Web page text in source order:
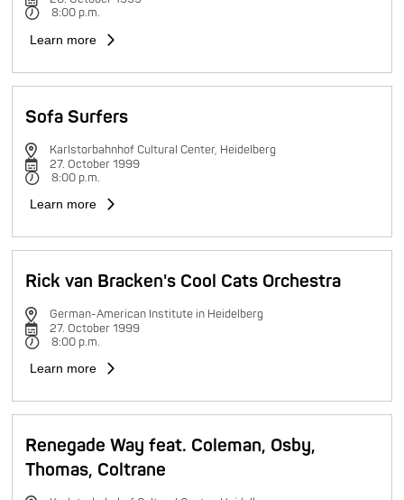
8:00 p.m.
Learn more
Sofa Surfers
Karlstorbahnhof Cultural Center, Heidelberg
27. October 1999
8:00 p.m.
Learn more
Rick van Bracken's Cool Cats Orchestra
German-American Institute in Heidelberg
27. October 1999
8:00 p.m.
Learn more
Renegade Way feat. Coleman, Osby,
Thomas, Coltrane